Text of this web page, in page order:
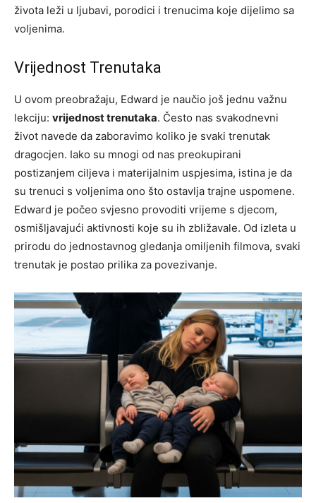
života leži u ljubavi, porodici i trenucima koje dijelimo sa
voljenima.
Vrijednost Trenutaka
U ovom preobražaju, Edward je naučio još jednu važnu
lekciju: vrijednost trenutaka. Često nas svakodnevni
život navede da zaboravimo koliko je svaki trenutak
dragocjen. Iako su mnogi od nas preokupirani
postizanjem ciljeva i materijalnim uspjesima, istina je da
su trenuci s voljenima ono što ostavlja trajne uspomene.
Edward je počeo svjesno provoditi vrijeme s djecom,
osmišljavajući aktivnosti koje su ih zbližavale. Od izleta u
prirodu do jednostavnog gledanja omiljenih filmova, svaki
trenutak je postao prilika za povezivanje.